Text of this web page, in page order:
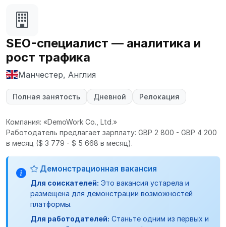
SEO-специалист — аналитика и
рост трафика
Манчестер, Англия
Полная занятость Дневной Релокация
Компания: «DemoWork Co., Ltd.»
Работодатель предлагает зарплату: GBP 2 800 - GBP 4 200
в месяц ($ 3 779 - $ 5 668 в месяц).
Демонстрационная вакансия
Для соискателей: Это вакансия устарела и
размещена для демонстрации возможностей
платформы.
Для работодателей: Станьте одним из первых и